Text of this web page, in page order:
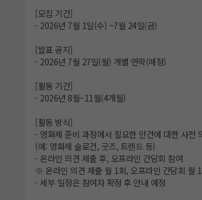
[모집 기간]
- 2026년 7월 1일(수) ~7월 24일(금)
[발표 공지]
- 2026년 7월 27일(월) 개별 연락(예정)
[활동 기간]
- 2026년 8월~11월(4개월)
[활동 방식]
- 영화제 준비 과정에서 필요한 안건에 대한 사전
(예: 영화제 슬로건, 굿즈, 트렌드 등)
- 온라인 의견 제출 후, 오프라인 간담회 참여
※ 온라인 의견 제출 월 1회, 오프라인 간담회 월
- 세부 일정은 참여자 확정 후 안내 예정